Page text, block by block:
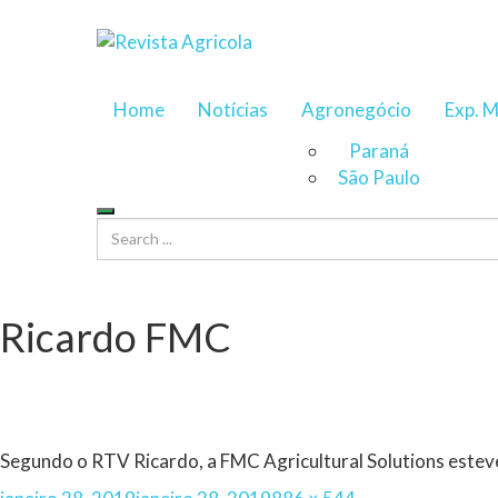
Home Notícias
Agronegócio
Paraná
São Paulo
Exp.
Ricardo FMC
Segundo o RTV Ricardo, a FMC Agricultural Solutions